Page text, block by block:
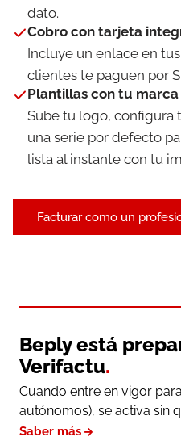
dato.
Cobro con tarjeta
Incluye un enlace en
clientes te paguen por
Plantillas con tu marca
Sube tu logo, configura
una serie por defecto
lista al instante con tu
Facturar como un
Beply está
Verifactu.
Cuando entre en vigor
autónomos), se activa sin
Saber más